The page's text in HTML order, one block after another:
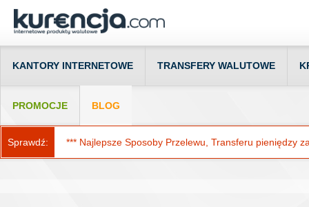
KANTORY INTERNETOWE TRANSFERY WALUTOWE
PROMOCJE BLOG
Sprawdź: *** Najlepsze Sposoby Przelewu, Transferu pieniędzy